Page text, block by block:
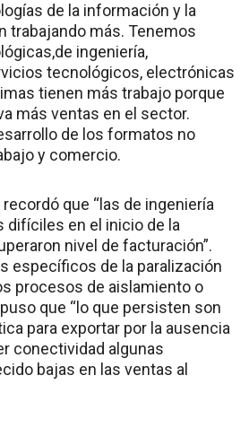
de la información y la
trabajando más. Tenemos
ingeniería,
tecnológicos, electrónicas
tienen más trabajo porque
más ventas en el sector.
de los formatos no
y comercio.
que “las de ingeniería
en el inicio de la
nivel de facturación”.
específicos de la paralización
procesos de aislamiento o
que “lo que persisten son
para exportar por la ausencia
conectividad algunas
bajas en las ventas al